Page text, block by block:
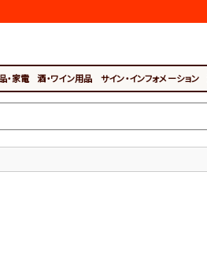
・家電 酒・ワイン用品 サイン・インフォメーション